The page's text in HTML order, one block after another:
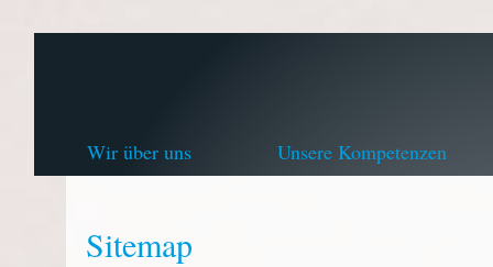
Wir über uns Unsere Kompetenzen
Sitemap